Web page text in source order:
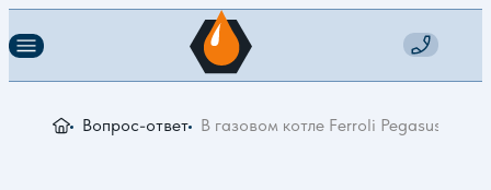
Вопрос-ответ В газовом котле Ferroli Pegasus F300